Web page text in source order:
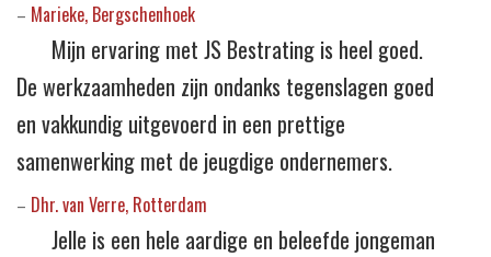
– Marieke, Bergschenhoek
Mijn ervaring met JS Bestrating is heel goed.
De werkzaamheden zijn ondanks tegenslagen goed
en vakkundig uitgevoerd in een prettige
samenwerking met de jeugdige ondernemers.
– Dhr. van Verre, Rotterdam
Jelle is een hele aardige en beleefde jongeman